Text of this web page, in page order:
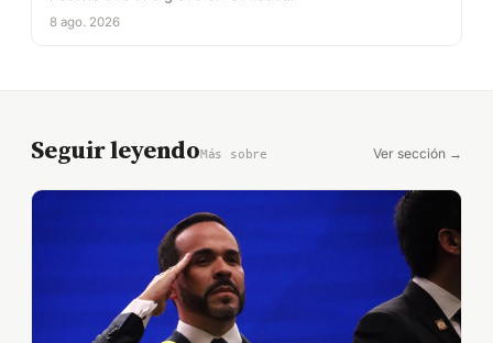
8 ago. 2026
Seguir leyendoMás sobre Ver sección →